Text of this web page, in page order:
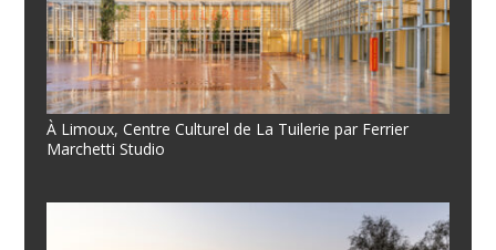
À Limoux, Centre Culturel de La Tuilerie par Ferrier
Marchetti Studio